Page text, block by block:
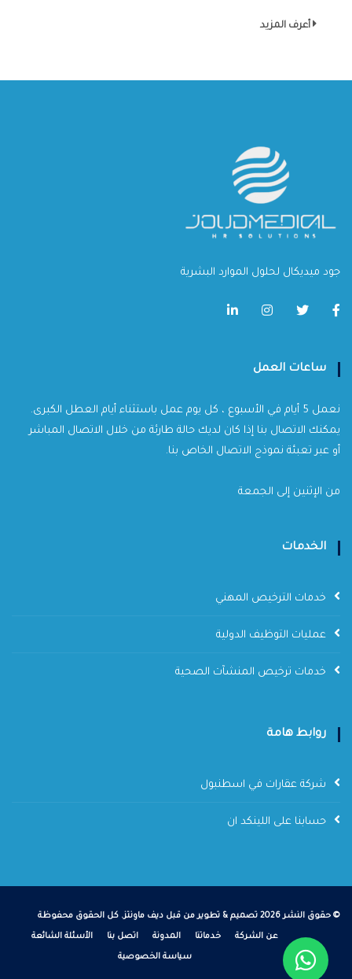
أعرف المزيد
جود ميديكال لحلول الموارد البشرية
ساعات العمل
نعمل 5 أيام في الأسبوع ، كل يوم عمل باستثناء أيام العطل الكبرى.
يمكنك الاتصال بنا إذا كان لديك حالة طارئة من خلال الاتصال المباشر
أو عبر تعبئة نموذج الاتصال الخاص بنا.
من الإثنين إلى الجمعة
الخدمات
خدمات الترخيص المهني
عمليات التوظيف الدولية
خدمات ترخيص المنشآت الصحية
روابط هامة
شركة عقارات في اسطنبول
حسابنا على اللينكد ان
© حقوق النشر2026 تصميم & تطوير من قبل ديف ماونتز. كل الحقوق محفوظة
عن الشركة خدماتنا المدونة اتصل بنا الأسئلة الشائعة
سياسة الخصوصية